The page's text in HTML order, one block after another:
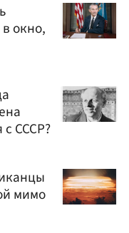
окно,
с СССР?
мимо